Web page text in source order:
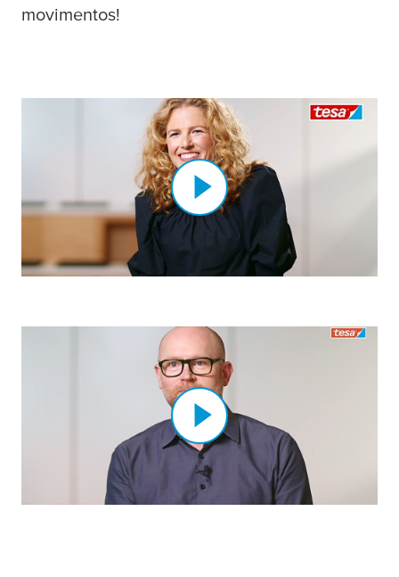
movimentos!